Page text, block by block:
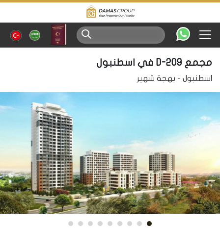
مجمع D-209 في اسطنبول
اسطنبول - بهجة شهير